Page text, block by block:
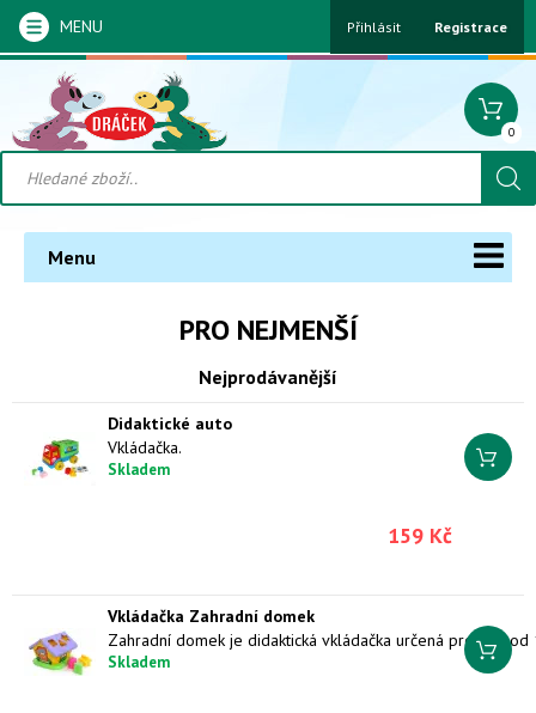
MENU Přihlásit Registrace
0
Menu
PRO NEJMENŠÍ
Nejprodávanější
Didaktické auto
Vkládačka.
Skladem
159 Kč
Vkládačka Zahradní domek
Skladem